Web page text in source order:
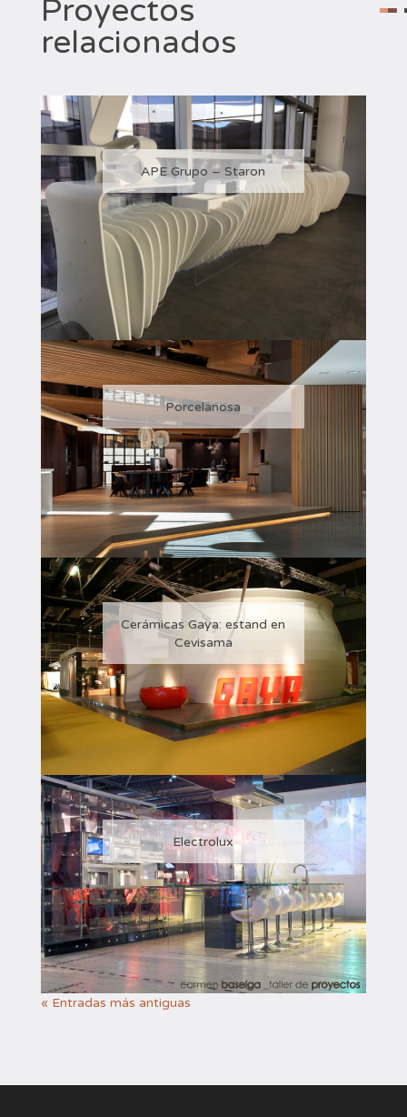
Proyectos
relacionados
APE Grupo – Staron
Porcelanosa
Cerámicas Gaya: estand en
Cevisama
Electrolux
« Entradas más antiguas